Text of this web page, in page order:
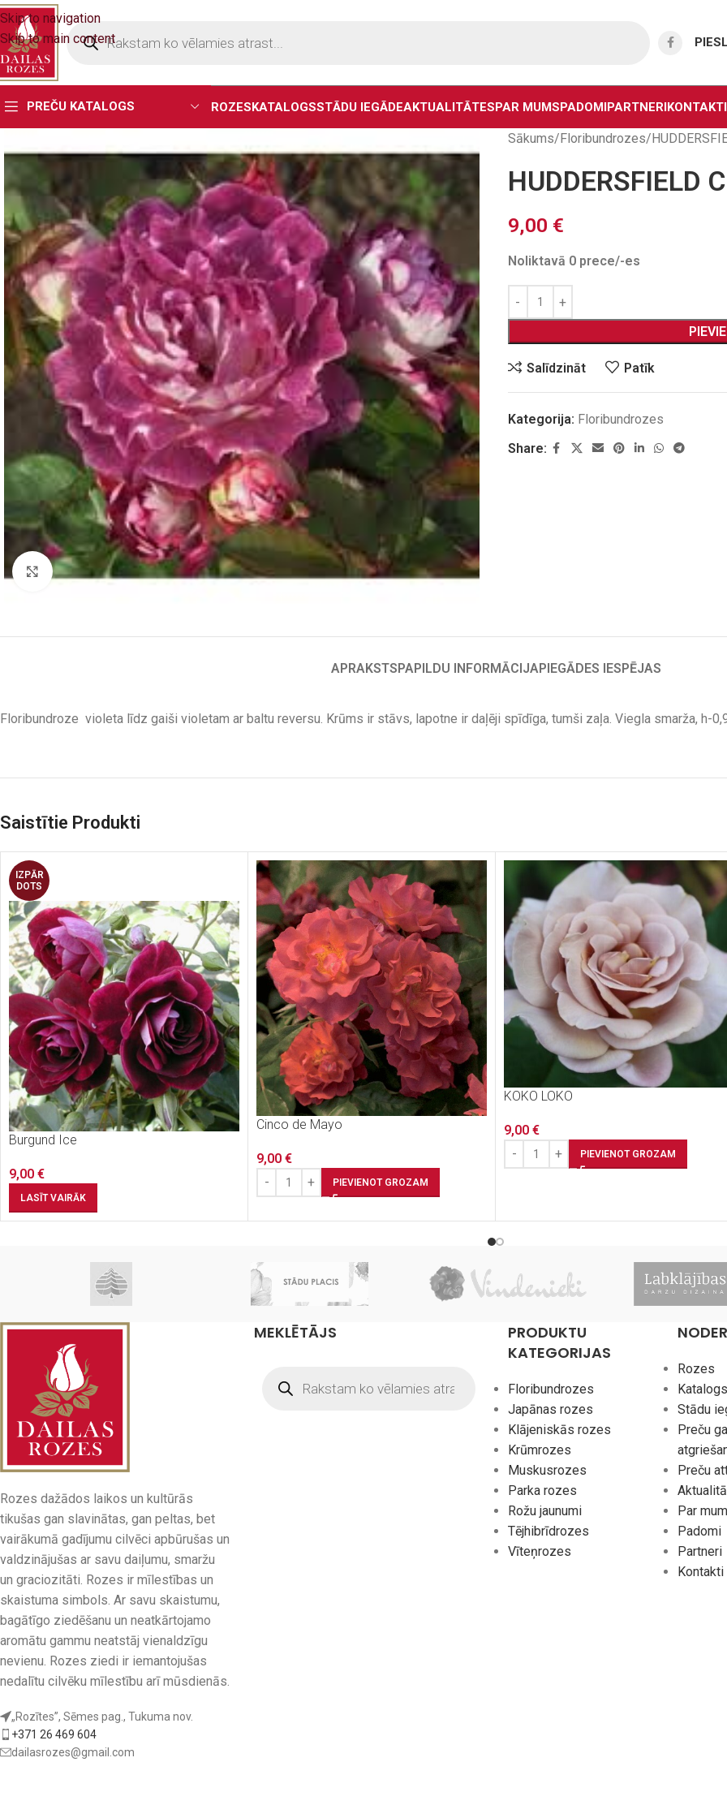
Skip to navigation
Skip to main content
PREČU KATALOGS ROZESKATALOGSSTĀDU IEGĀDEAKTUALITĀTESPAR MUMSPADOMIPARTNERIKONTAKTI
Click to enlarge
Sākums Floribundrozes
HUDDERSFIELD
9,00 €
Noliktavā 0 prece/-es
Salīdzināt Patīk
Kategorija: Floribundrozes
Share:
APRAKSTSPAPILDU INFORMĀCIJAPIEGĀDES IESPĒJAS
Floribundroze violeta līdz gaiši violetam ar baltu reversu. Krūms ir stāvs, lapotne ir daļēji spīdīga, tumši zaļa. Viegla smarža, h-
Saistītie Produkti
IZPĀR
DOTS
Burgund Ice
9,00 €
LASĪT VAIRĀK
Cinco de Mayo
9,00 €
PIEVIENOT GROZAM
KOKO LOKO
9,00 €
PIEVIENOT GROZAM
Rozes dažādos laikos un kultūrās
tikušas gan slavinātas, gan peltas, bet
vairākumā gadījumu cilvēci apbūrušas un
valdzinājušas ar savu daiļumu, smaržu
un graciozitāti. Rozes ir mīlestības un
skaistuma simbols. Ar savu skaistumu,
bagātīgo ziedēšanu un neatkārtojamo
aromātu gammu neatstāj vienaldzīgu
nevienu. Rozes ziedi ir iemantojušas
nedalītu cilvēku mīlestību arī mūsdienās.
„Rozītes”, Sēmes pag., Tukuma nov.
+371 26 469 604
dailasrozes@gmail.com
MEKLĒTĀJS
PRODUKTU
KATEGORIJAS
Floribundrozes
Japānas rozes
Klājeniskās rozes
Krūmrozes
Muskusrozes
Parka rozes
Rožu jaunumi
Tējhibrīdrozes
Vīteņrozes
Rozes
Katalogs
Stādu
Preču
Preču
Par
Padomi
Partneri
Kontakti